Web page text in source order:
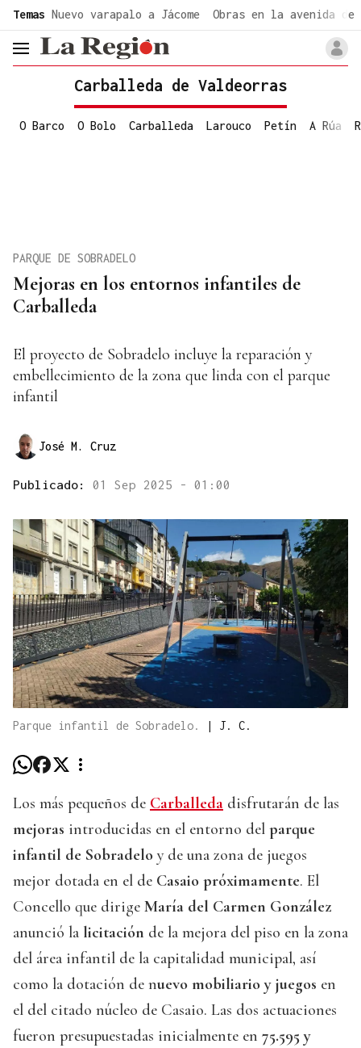
Temas Nuevo varapalo a Jácome Obras en la avenida de
header.menu.open
Carballeda de Valdeorras
O Barco O Bolo Carballeda Larouco Petín A Rúa
Mejoras en los entornos infantiles de
Carballeda
PARQUE DE SOBRADELO
El proyecto de Sobradelo incluye la reparación y
embellecimiento de la zona que linda con el parque
infantil
José M. Cruz
Publicado: 01 Sep 2025 - 01:00
Parque infantil de Sobradelo. | J. C.
Los más pequeños de Carballeda disfrutarán de las
mejoras introducidas en el entorno del parque
infantil de Sobradelo y de una zona de juegos
mejor dotada en el de Casaio próximamente. El
Concello que dirige María del Carmen González
anunció la licitación de la mejora del piso en la zona
del área infantil de la capitalidad municipal, así
como la dotación de nuevo mobiliario y juegos en
el del citado núcleo de Casaio. Las dos actuaciones
fueron presupuestadas inicialmente en 75.595 y